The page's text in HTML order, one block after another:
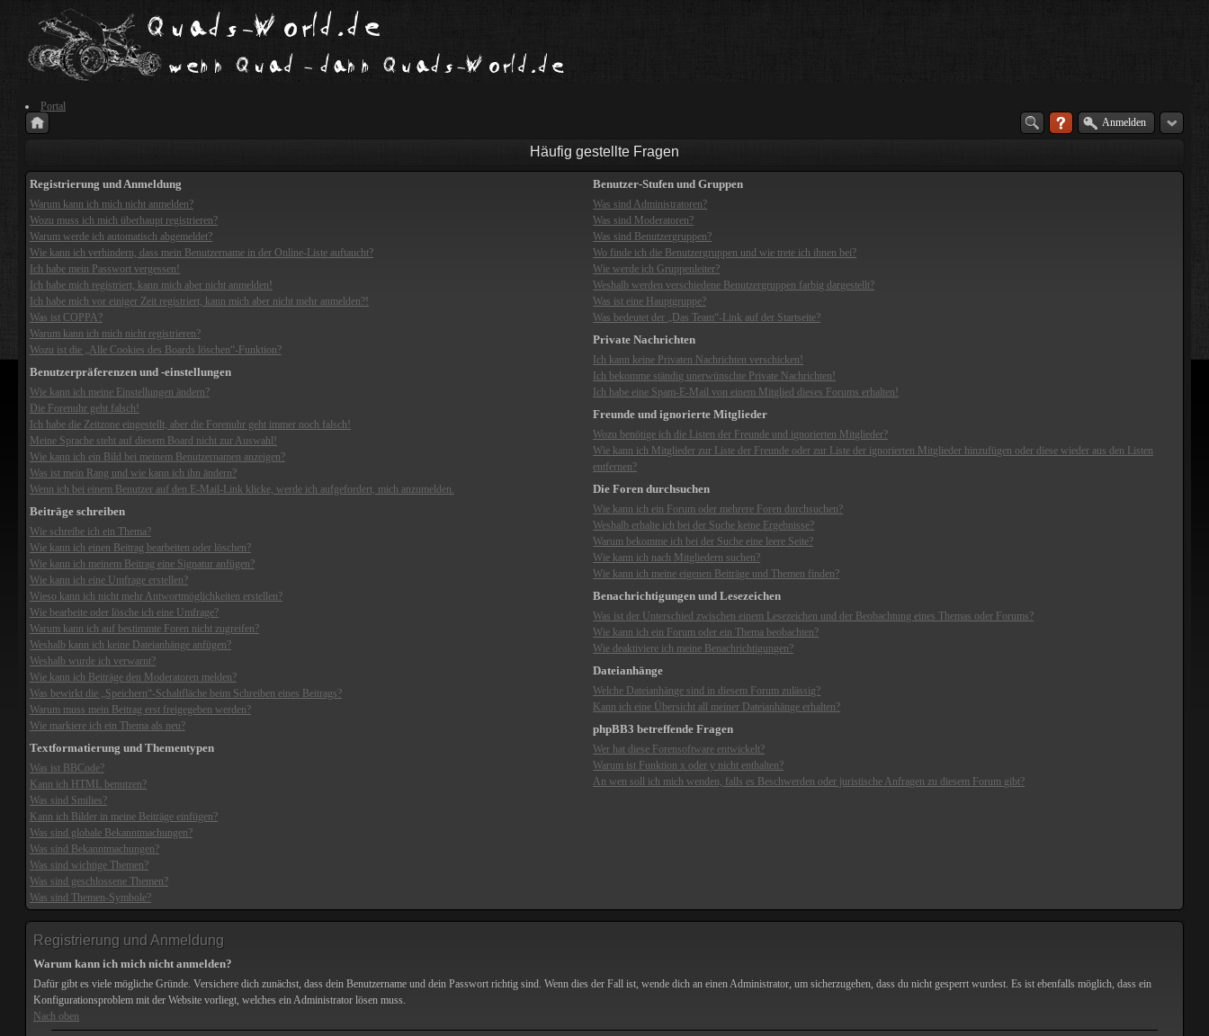
Portal
Anmelden
Häufig gestellte Fragen
Registrierung und Anmeldung
Warum kann ich mich nicht anmelden?
Wozu muss ich mich überhaupt registrieren?
Warum werde ich automatisch abgemeldet?
Wie kann ich verhindern, dass mein Benutzername in der Online-Liste auftaucht?
Ich habe mein Passwort vergessen!
Ich habe mich registriert, kann mich aber nicht anmelden!
Ich habe mich vor einiger Zeit registriert, kann mich aber nicht mehr anmelden?!
Was ist COPPA?
Warum kann ich mich nicht registrieren?
Wozu ist die „Alle Cookies des Boards löschen“-Funktion?
Benutzerpräferenzen und -einstellungen
Wie kann ich meine Einstellungen ändern?
Die Forenuhr geht falsch!
Ich habe die Zeitzone eingestellt, aber die Forenuhr geht immer noch falsch!
Meine Sprache steht auf diesem Board nicht zur Auswahl!
Wie kann ich ein Bild bei meinem Benutzernamen anzeigen?
Was ist mein Rang und wie kann ich ihn ändern?
Wenn ich bei einem Benutzer auf den E-Mail-Link klicke, werde ich aufgefordert, mich anzumelden.
Beiträge schreiben
Wie schreibe ich ein Thema?
Wie kann ich einen Beitrag bearbeiten oder löschen?
Wie kann ich meinem Beitrag eine Signatur anfügen?
Wie kann ich eine Umfrage erstellen?
Wieso kann ich nicht mehr Antwortmöglichkeiten erstellen?
Wie bearbeite oder lösche ich eine Umfrage?
Warum kann ich auf bestimmte Foren nicht zugreifen?
Weshalb kann ich keine Dateianhänge anfügen?
Weshalb wurde ich verwarnt?
Wie kann ich Beiträge den Moderatoren melden?
Was bewirkt die „Speichern“-Schaltfläche beim Schreiben eines Beitrags?
Warum muss mein Beitrag erst freigegeben werden?
Wie markiere ich ein Thema als neu?
Textformatierung und Thementypen
Was ist BBCode?
Kann ich HTML benutzen?
Was sind Smilies?
Kann ich Bilder in meine Beiträge einfügen?
Was sind globale Bekanntmachungen?
Was sind Bekanntmachungen?
Was sind wichtige Themen?
Was sind geschlossene Themen?
Was sind Themen-Symbole?
Benutzer-Stufen und Gruppen
Was sind Administratoren?
Was sind Moderatoren?
Was sind Benutzergruppen?
Wo finde ich die Benutzergruppen und wie trete ich ihnen bei?
Wie werde ich Gruppenleiter?
Weshalb werden verschiedene Benutzergruppen farbig dargestellt?
Was ist eine Hauptgruppe?
Was bedeutet der „Das Team“-Link auf der Startseite?
Private Nachrichten
Ich kann keine Privaten Nachrichten verschicken!
Ich bekomme ständig unerwünschte Private Nachrichten!
Ich habe eine Spam-E-Mail von einem Mitglied dieses Forums erhalten!
Freunde und ignorierte Mitglieder
Wozu benötige ich die Listen der Freunde und ignorierten Mitglieder?
Wie kann ich Mitglieder zur Liste der Freunde oder zur Liste der ignorierten Mitglieder hinzufügen oder diese wieder aus den Listen
entfernen?
Die Foren durchsuchen
Wie kann ich ein Forum oder mehrere Foren durchsuchen?
Weshalb erhalte ich bei der Suche keine Ergebnisse?
Warum bekomme ich bei der Suche eine leere Seite?
Wie kann ich nach Mitgliedern suchen?
Wie kann ich meine eigenen Beiträge und Themen finden?
Benachrichtigungen und Lesezeichen
Was ist der Unterschied zwischen einem Lesezeichen und der Beobachtung eines Themas oder Forums?
Wie kann ich ein Forum oder ein Thema beobachten?
Wie deaktiviere ich meine Benachrichtigungen?
Dateianhänge
Welche Dateianhänge sind in diesem Forum zulässig?
Kann ich eine Übersicht all meiner Dateianhänge erhalten?
phpBB3 betreffende Fragen
Wer hat diese Forensoftware entwickelt?
Warum ist Funktion x oder y nicht enthalten?
An wen soll ich mich wenden, falls es Beschwerden oder juristische Anfragen zu diesem Forum gibt?
Registrierung und Anmeldung
Warum kann ich mich nicht anmelden?
Dafür gibt es viele mögliche Gründe. Versichere dich zunächst, dass dein Benutzername und dein Passwort richtig sind. Wenn dies der Fall ist, wende dich an einen Administrator, um sicherzugehen, dass du nicht gesperrt wurdest. Es ist ebenfalls möglich, dass ein
Konfigurationsproblem mit der Website vorliegt, welches ein Administrator lösen muss.
Nach oben